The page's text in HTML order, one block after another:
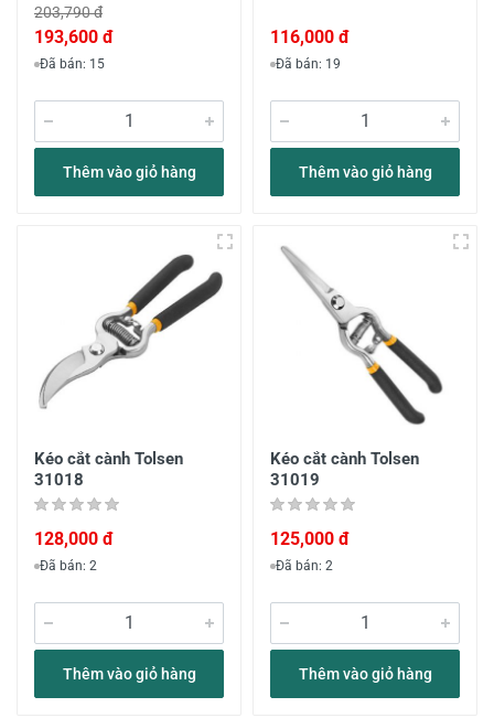
203,790 đ
193,600 đ
Đã bán: 15
Thêm vào giỏ hàng
116,000 đ
Đã bán: 19
Thêm vào giỏ hàng
Kéo cắt cành Tolsen
31018
128,000 đ
Đã bán: 2
Thêm vào giỏ hàng
Kéo cắt cành Tolsen
31019
125,000 đ
Đã bán: 2
Thêm vào giỏ hàng